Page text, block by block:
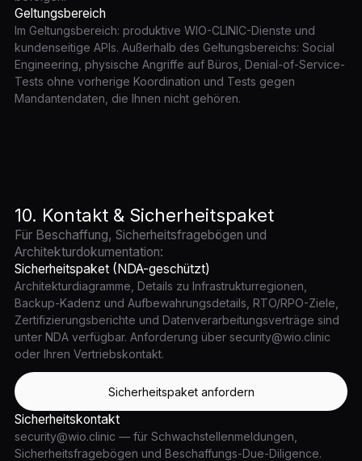
Geltungsbereich
Im Geltungsbereich: produktive WIO-CLINIC-Dienste und
kundenseitige APIs. Außerhalb des Geltungsbereichs: Social
Engineering, physische Angriffe auf Büros, Denial-of-Service-
Tests ohne vorherige Koordination und Tests gegen
Mandantendaten, die Ihnen nicht gehören.
10. Kontakt & Sicherheitspaket
Für Beschaffung, Sicherheitsfragebögen und
Architekturdokumentation:
Sicherheitspaket (NDA-geschützt)
Architekturdiagramme, Details zu Infrastrukturregionen,
Backup-Kadenz und Aufbewahrungsdetails, RTO/RPO-Ziele,
Zertifizierungsberichte und Datenverarbeitungsverträge sind
unter NDA verfügbar. Anforderung über security@wio.clinic
oder Ihren Vertriebskontakt.
Sicherheitspaket anfordern
Sicherheitskontakt
security@wio.clinic — für Schwachstellenmeldungen,
Sicherheitsfragebögen und Beschaffungs-Due-Diligence.